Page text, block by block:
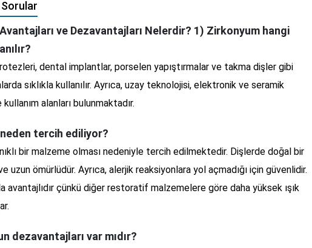
Sorular
ve Dezavantajları Nelerdir? 1) Zirkonyum hangi
dental implantlar, porselen yapıştırmalar ve takma dişler gibi
sıklıkla kullanılır. Ayrıca, uzay teknolojisi, elektronik ve seramik
alanları bulunmaktadır.
tercih ediliyor?
bir malzeme olması nedeniyle tercih edilmektedir. Dişlerde doğal bir
uzun ömürlüdür. Ayrıca, alerjik reaksiyonlara yol açmadığı için güvenlidir.
avantajlıdır çünkü diğer restoratif malzemelere göre daha yüksek ışık
dezavantajları var mıdır?